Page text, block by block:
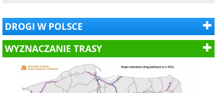
DROGI W POLSCE
WYZNACZANIE TRASY